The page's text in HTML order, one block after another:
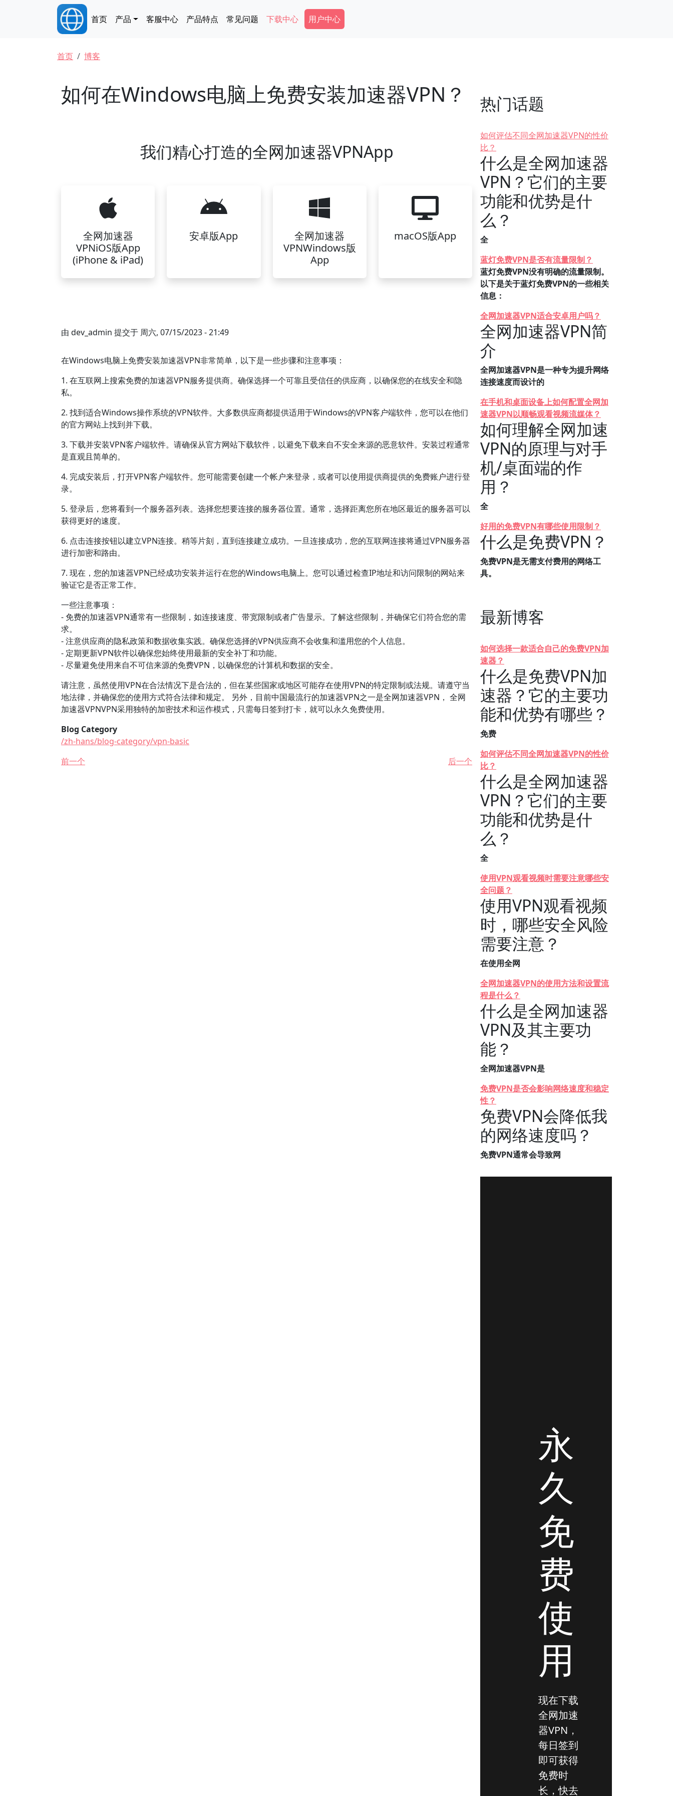
Main navigation
首页 产品 客服中心 产品特点 常见问题 下载中心 Secondary Menu
用户中心
面包屑
首页 博客
如何在Windows电脑上免费安装加速器VPN？
我们精心打造的全网加速器VPNApp
全网加速器
VPNiOS版App
(iPhone & iPad)
安卓版App
全网加速器
VPNWindows版
App
macOS版App
由 dev_admin 提交于 周六, 07/15/2023 - 21:49
在Windows电脑上免费安装加速器VPN非常简单，以下是一些步骤和注意事项：
1. 在互联网上搜索免费的加速器VPN服务提供商。确保选择一个可靠且受信任的供应商，以确保您的在线安全和隐
私。
2. 找到适合Windows操作系统的VPN软件。大多数供应商都提供适用于Windows的VPN客户端软件，您可以在他们
的官方网站上找到并下载。
3. 下载并安装VPN客户端软件。请确保从官方网站下载软件，以避免下载来自不安全来源的恶意软件。安装过程通常
是直观且简单的。
4. 完成安装后，打开VPN客户端软件。您可能需要创建一个帐户来登录，或者可以使用提供商提供的免费账户进行登
录。
5. 登录后，您将看到一个服务器列表。选择您想要连接的服务器位置。通常，选择距离您所在地区最近的服务器可以
获得更好的速度。
6. 点击连接按钮以建立VPN连接。稍等片刻，直到连接建立成功。一旦连接成功，您的互联网连接将通过VPN服务器
进行加密和路由。
7. 现在，您的加速器VPN已经成功安装并运行在您的Windows电脑上。您可以通过检查IP地址和访问限制的网站来
验证它是否正常工作。
一些注意事项：
- 免费的加速器VPN通常有一些限制，如连接速度、带宽限制或者广告显示。了解这些限制，并确保它们符合您的需
求。
- 注意供应商的隐私政策和数据收集实践。确保您选择的VPN供应商不会收集和滥用您的个人信息。
- 定期更新VPN软件以确保您始终使用最新的安全补丁和功能。
- 尽量避免使用来自不可信来源的免费VPN，以确保您的计算机和数据的安全。
请注意，虽然使用VPN在合法情况下是合法的，但在某些国家或地区可能存在使用VPN的特定限制或法规。请遵守当
地法律，并确保您的使用方式符合法律和规定。 另外，目前中国最流行的加速器VPN之一是全网加速器VPN， 全网
加速器VPNVPN采用独特的加密技术和运作模式，只需每日签到打卡，就可以永久免费使用。
Blog Category
/zh-hans/blog-category/vpn-basic
前一个
后一个
热门话题
如何评估不同全网加速器VPN的性价
比？
什么是全网加速器
VPN？它们的主要
功能和优势是什
么？
全
蓝灯免费VPN是否有流量限制？
蓝灯免费VPN没有明确的流量限制。
以下是关于蓝灯免费VPN的一些相关
信息：
全网加速器VPN适合安卓用户吗？
全网加速器VPN简
介
全网加速器VPN是一种专为提升网络
连接速度而设计的
在手机和桌面设备上如何配置全网加
速器VPN以顺畅观看视频流媒体？
如何理解全网加速
VPN的原理与对手
机/桌面端的作
用？
全
好用的免费VPN有哪些使用限制？
什么是免费VPN？
免费VPN是无需支付费用的网络工
具。
最新博客
如何选择一款适合自己的免费VPN加
速器？
什么是免费VPN加
速器？它的主要功
能和优势有哪些？
免费
如何评估不同全网加速器VPN的性价
比？
什么是全网加速器
VPN？它们的主要
功能和优势是什
么？
全
使用VPN观看视频时需要注意哪些安
全问题？
使用VPN观看视频
时，哪些安全风险
需要注意？
在使用全网
全网加速器VPN的使用方法和设置流
程是什么？
什么是全网加速器
VPN及其主要功
能？
全网加速器VPN是
免费VPN是否会影响网络速度和稳定
性？
免费VPN会降低我
的网络速度吗？
免费VPN通常会导致网
永
久
免
费
使
用
现在下载
全网加速
器VPN，
每日签到
即可获得
免费时
长，快去